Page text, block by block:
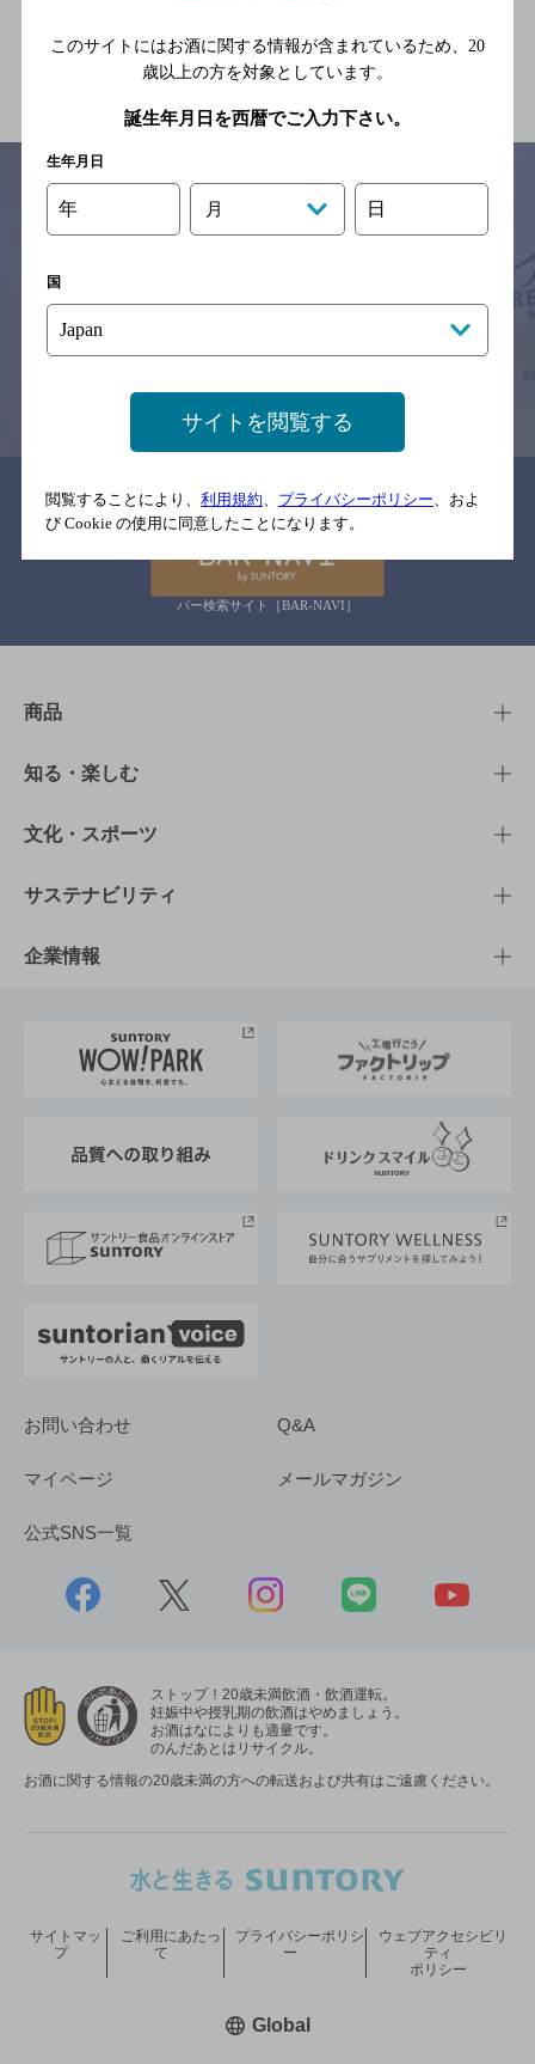
関連ページ
※それぞれのお店のメニューや営業時間などの掲載情報については、
予告なしに変更されることがありますので、
念のためお店にご確認の上ご来店くださいますようお願い申し上げま
情報提供：ぐるなび
関連リンク
バー検索サイト［BAR-NAVI］
商品
商品TOP
商品一覧
商品発売情報
栄養成分一覧
知る・楽しむ
知る・楽しむTOP
キャンペーン
工場見学
地域情報
文化・スポーツ
文化・スポーツTOP
サントリーホール
サントリーサンバーズ大阪
サステナビリティ
サステナビリティTOP
サントリーが考えるサステナビリティ経営
企業情報
企業概要
採用情報
お問い合わせ Q&A
マイページ メールマガジン
公式SNS一覧
ストップ！20歳未満飲酒・飲酒運転。
妊娠中や授乳期の飲酒はやめましょう。
お酒はなによりも適量です。
のんだあとはリサイクル。
お酒に関する情報の20歳未満の方への転送および共有はご遠慮ください。
サイトマッ
プ
ご利用にあたっ
て
プライバシーポリシ
ー
ウェブアクセシビリ
ティ
ポリシー
Global新しいウィンドウで開く
このサイトにはお酒に関する情報が含まれているため、 20
歳以上の方を対象としています。
誕生年月日を西暦でご入力下さい。
生年月日
年 月 日
国
サイトを閲覧する
閲覧することにより、 利用規約、 プライバシーポリシー、およ
び Cookie の使用に同意したことになります。